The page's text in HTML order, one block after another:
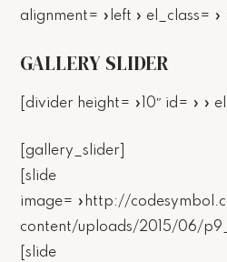
alignment= »left » el_class= »
GALLERY SLIDER
[divider height= »10″ id= » »
[gallery_slider]
[slide
image= »http://
content/uploads/2015/06/
[slide